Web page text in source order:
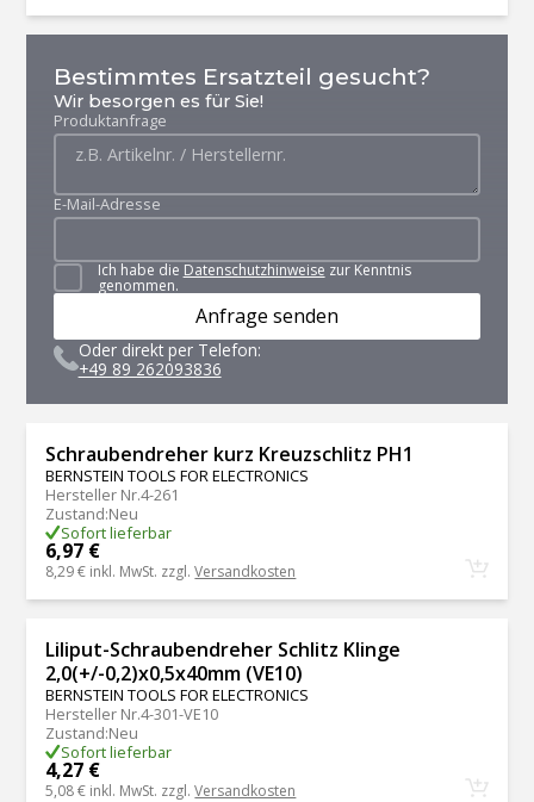
Bestimmtes Ersatzteil gesucht?
Wir besorgen es für Sie!
Produktanfrage
E-Mail-Adresse
Ich habe die Datenschutzhinweise zur Kenntnis
genommen.
Anfrage senden
Oder direkt per Telefon:
+49 89 262093836
Schraubendreher kurz Kreuzschlitz PH1
BERNSTEIN TOOLS FOR ELECTRONICS
Hersteller Nr.4-261
Zustand:Neu
Sofort lieferbar
6,97 €
8,29 € inkl. MwSt. zzgl.Versandkosten
Liliput-Schraubendreher Schlitz Klinge
2,0(+/-0,2)x0,5x40mm (VE10)
BERNSTEIN TOOLS FOR ELECTRONICS
Hersteller Nr.4-301-VE10
Zustand:Neu
Sofort lieferbar
4,27 €
5,08 € inkl. MwSt. zzgl.Versandkosten